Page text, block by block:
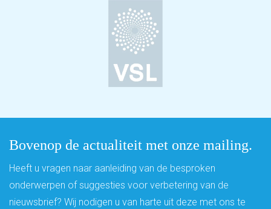
Bovenop de actualiteit met onze mailing.
Heeft u vragen naar aanleiding van de besproken
onderwerpen of suggesties voor verbetering van de
nieuwsbrief? Wij nodigen u van harte uit deze met ons te